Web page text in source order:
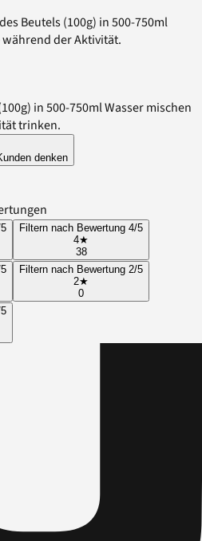
Beutels (100g) in 500-750ml
der Aktivität.
in 500-750ml Wasser mischen
trinken.
denken
Filtern nach Bewertung 4/5
4★
38
Filtern nach Bewertung 2/5
2★
0